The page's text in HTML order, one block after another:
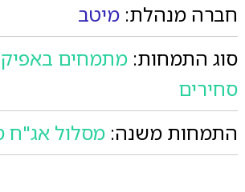
חברה מנהלת: מיטב
סוג התמחות: מתמחים
סחירים
התמחות משנה: מסלול אג"ח